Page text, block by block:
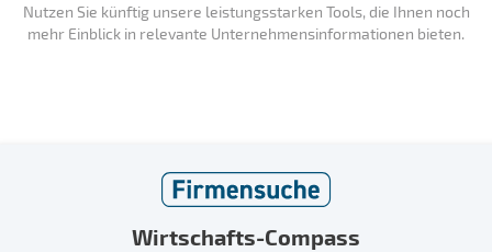
Nutzen Sie künftig unsere leistungsstarken Tools, die Ihnen noch
mehr Einblick in relevante Unternehmensinformationen bieten.
Wirtschafts-Compass